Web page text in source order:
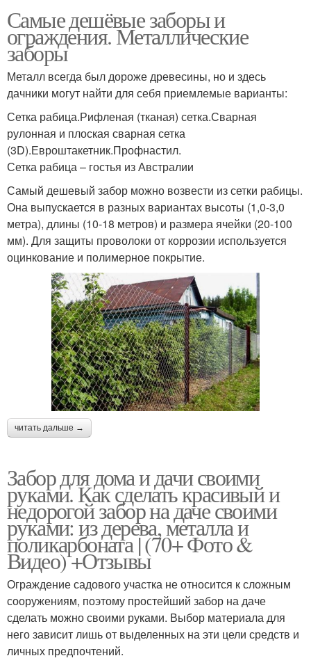
Самые дешёвые заборы и
ограждения. Металлические
заборы
Металл всегда был дороже древесины, но и здесь
дачники могут найти для себя приемлемые варианты:
Сетка рабица.Рифленая (тканая) сетка.Сварная
рулонная и плоская сварная сетка
(3D).Евроштакетник.Профнастил.
Сетка рабица – гостья из Австралии
Самый дешевый забор можно возвести из сетки рабицы.
Она выпускается в разных вариантах высоты (1,0-3,0
метра), длины (10-18 метров) и размера ячейки (20-100
мм). Для защиты проволоки от коррозии используется
оцинкование и полимерное покрытие.
читать дальше →
Забор для дома и дачи своими
руками. Как сделать красивый и
недорогой забор на даче своими
руками: из дерева, металла и
поликарбоната | (70+ Фото &
Видео) +Отзывы
Ограждение садового участка не относится к сложным
сооружениям, поэтому простейший забор на даче
сделать можно своими руками. Выбор материала для
него зависит лишь от выделенных на эти цели средств и
личных предпочтений.